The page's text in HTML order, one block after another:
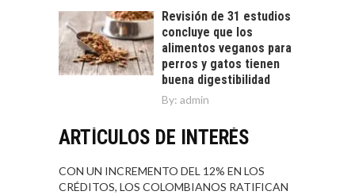
Revisión de 31 estudios
concluye que los
alimentos veganos para
perros y gatos tienen
buena digestibilidad
By: admin
ARTÍCULOS DE INTERÉS
CON UN INCREMENTO DEL 12% EN LOS
CRÉDITOS, LOS COLOMBIANOS RATIFICAN